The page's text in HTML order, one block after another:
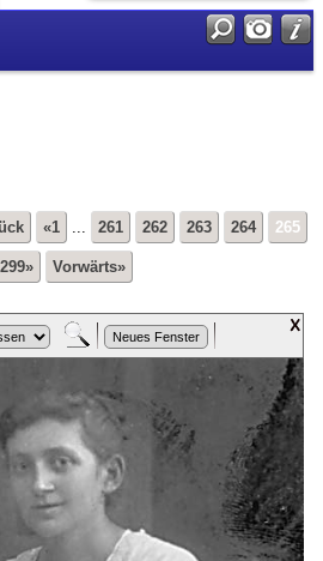
«1 ... 261 262 263 264 265
299» Vorwärts»